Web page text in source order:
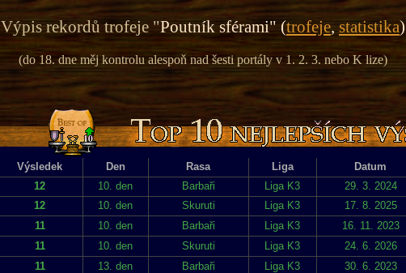
Výpis rekordů trofeje "Poutník sférami" (trofeje, statistika)
(do 18. dne měj kontrolu alespoň nad šesti portály v 1. 2. 3. nebo K lize)
Výsledek Den Rasa Liga Datum
12 10. den Barbaři Liga K3 29. 3. 2024
12 10. den Skuruti Liga K3 17. 8. 2025
11 10. den Barbaři Liga K3 16. 11. 2023
11 10. den Skuruti Liga K3 24. 6. 2026
11 13. den Barbaři Liga K3 30. 6. 2023